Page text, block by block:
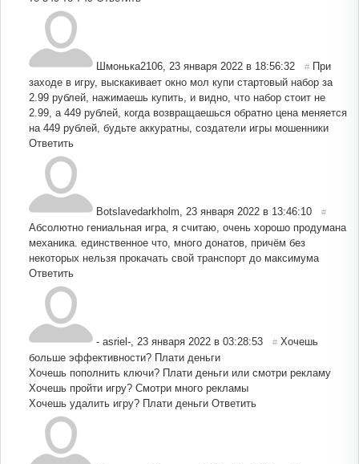
Шмонька2106 23 января 2022 в 18:56:32 # При
заходе в игру, выскакивает окно мол купи стартовый набор за
2.99 рублей, нажимаешь купить, и видно, что набор стоит не
2.99, а 449 рублей, когда возвращаешься обратно цена меняется
на 449 рублей, будьте аккуратны, создатели игры мошенники
Ответить
Botslavedarkholm 23 января 2022 в 13:46:10 #
Абсолютно гениальная игра, я считаю, очень хорошо продумана
механика. единственное что, много донатов, причём без
некоторых нельзя прокачать свой транспорт до максимума
Ответить
- asriel- 23 января 2022 в 03:28:53 # Хочешь
больше эффективности? Плати деньги
Хочешь пополнить ключи? Плати деньги или смотри рекламу
Хочешь пройти игру? Смотри много рекламы
Хочешь удалить игру? Плати деньги Ответить